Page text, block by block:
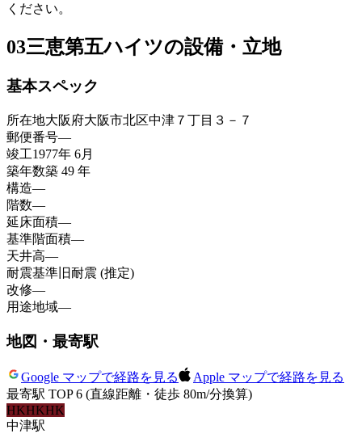
ください。
03三恵第五ハイツの設備・立地
基本スペック
所在地大阪府大阪市北区中津７丁目３－７
郵便番号—
竣工1977年 6月
築年数築 49 年
構造—
階数—
延床面積—
基準階面積—
天井高—
耐震基準 旧耐震 (推定)
改修—
用途地域—
地図・最寄駅
Google マップで経路を見る
Apple マップで経路を見る
最寄駅 TOP 6 (直線距離・徒歩 80m/分換算)
HKHKHK
中津駅